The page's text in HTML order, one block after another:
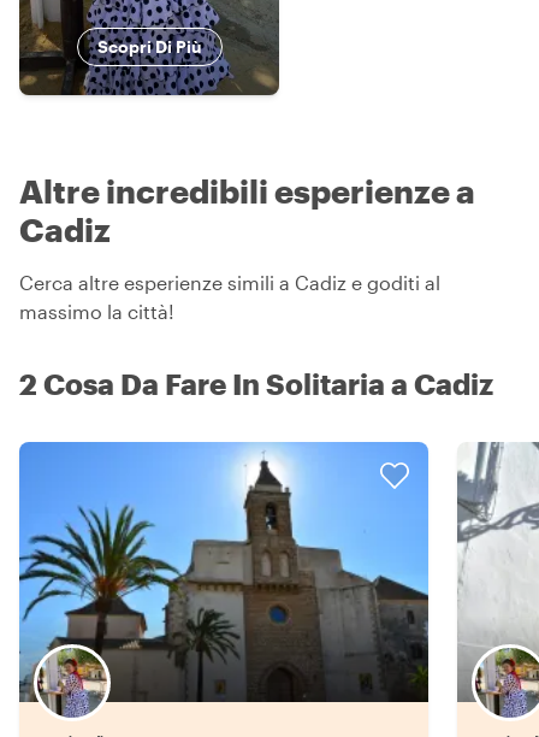
Scopri Di Più
Altre incredibili esperienze a
Cadiz
Cerca altre esperienze simili a Cadiz e goditi al
massimo la città!
2 Cosa Da Fare In Solitaria a Cadiz